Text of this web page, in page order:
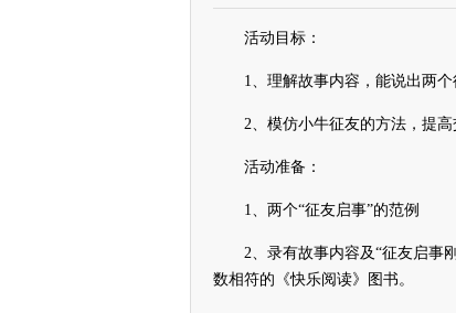
活动目标：
1、理解故事内容，能说出两个
2、模仿小牛征友的方法，提高
活动准备：
1、两个“征友启事”的范例
2、录有故事内容及“征友启事刚
数相符的《快乐阅读》图书。